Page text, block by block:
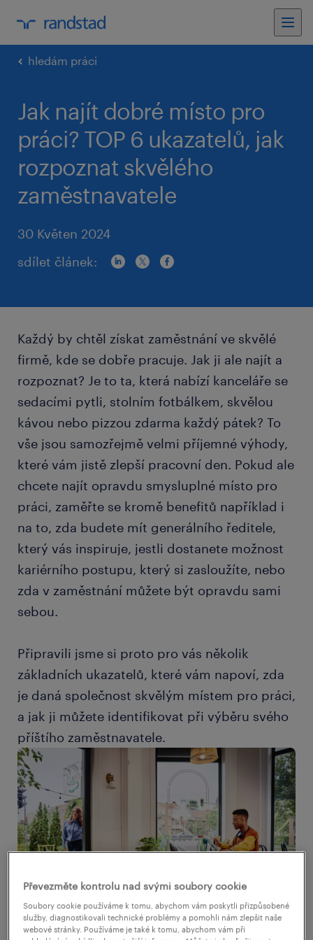
hledám práci
Jak najít dobré místo pro
práci? TOP 6 ukazatelů, jak
rozpoznat skvělého
zaměstnavatele
30 Květen 2024
sdílet článek:
Každý by chtěl získat zaměstnání ve skvělé
firmě, kde se dobře pracuje. Jak ji ale najít a
rozpoznat? Je to ta, která nabízí kanceláře se
sedacími pytli, stolním fotbálkem, skvělou
kávou nebo pizzou zdarma každý pátek? To
vše jsou samozřejmě velmi příjemné výhody,
které vám jistě zlepší pracovní den. Pokud ale
chcete najít opravdu smysluplné místo pro
práci, zaměřte se kromě benefitů například i
na to, zda budete mít generálního ředitele,
který vás inspiruje, jestli dostanete možnost
kariérního postupu, který si zasloužíte, nebo
zda v zaměstnání můžete být opravdu sami
sebou.
Připravili jsme si proto pro vás několik
základních ukazatelů, které vám napoví, zda
je daná společnost skvělým místem pro práci,
a jak ji můžete identifikovat při výběru svého
příštího zaměstnavatele.
Převezměte kontrolu nad svými soubory cookie
Soubory cookie používáme k tomu, abychom vám poskytli přizpůsobené
služby, diagnostikovali technické problémy a pomohli nám zlepšit naše
webové stránky. Používáme je také k tomu, abychom vám při